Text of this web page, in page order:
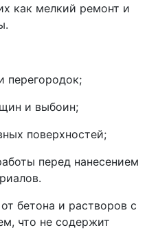
как мелкий ремонт и
перегородок;
и выбоин;
поверхностей;
перед нанесением
бетона и растворов с
что не содержит